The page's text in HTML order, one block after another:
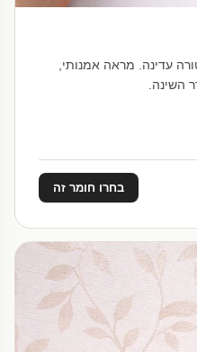
עדינה. מראה אמנותי,
השינה.
בחרו חומר זה